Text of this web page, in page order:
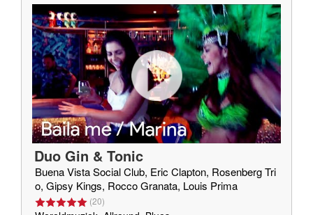
Duo Gin & Tonic
Buena Vista Social Club, Eric Clapton, Rosenberg Tri
o, Gipsy Kings, Rocco Granata, Louis Prima
(20)